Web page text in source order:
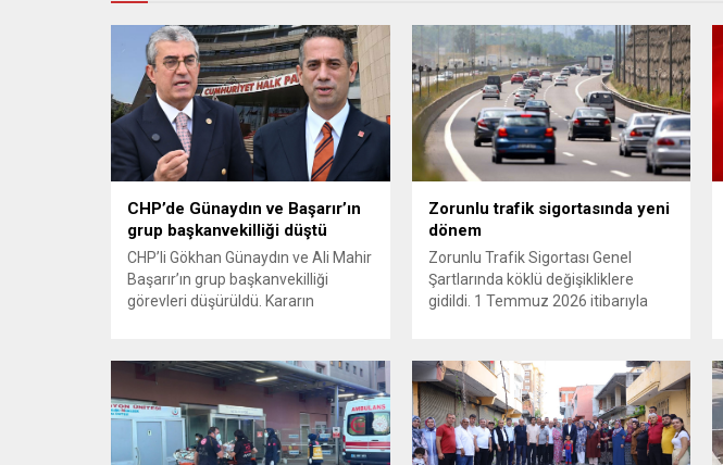
CHP’de Günaydın ve Başarır’ın
grup başkanvekilliği düştü
CHP’li Gökhan Günaydın ve Ali Mahir
Başarır’ın grup başkanvekilliği
görevleri düşürüldü. Kararın
kaldırıldı. Günaydın, ilk
açıklamasında “Olmayan MYK’nın
verdiği hukuksuz bir karardır” dedi.
CHP’den tedbirli olarak kesin
çıkarma cezası uygulanmak üzere
Zorunlu trafik sigortasında yeni
dönem
Zorunlu Trafik Sigortası Genel
Şartlarında köklü değişikliklere
gidildi. 1 Temmuz 2026 itibarıyla
yönelik rücu (zararı rücu ettirme)
haklarını genişletirken, orijinal parça
kullanımındaki yaş sınırını kaldırıyor
ve değer kaybı ödemelerinde hak
sahibinin başvuru şartını otomatik